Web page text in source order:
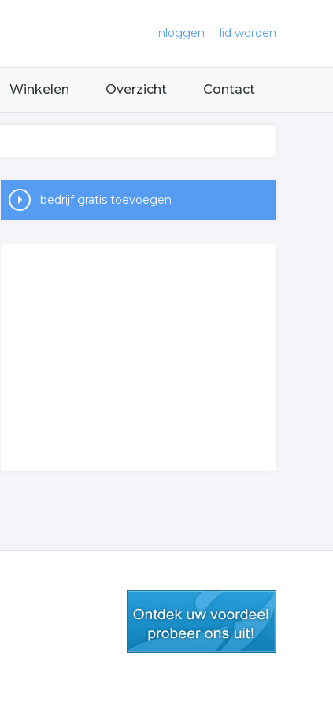
inloggen lid worden
Winkelen Overzicht Contact
bedrijf gratis toevoegen